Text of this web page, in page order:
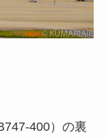
400）の裏